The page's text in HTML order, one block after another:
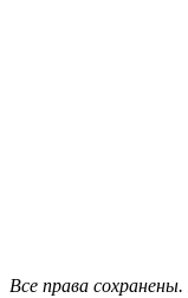
Все права